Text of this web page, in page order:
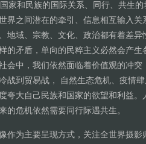
家和民族的国际关系、同行、共生
界之间潜在的牵引、信息相互输入关
地域、宗教、文化、政治都有着差异
的矛盾，单向的民粹主义必然会产生
会中，我们依然面临着价值观的冲突
战到贸易战， 自然生态危机、疫情
夸大自己民族和国家的欲望和利益。
的危机依然需要同行际遇共生。
作为主要呈现方式，关注全世界摄影